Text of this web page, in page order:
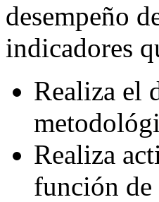
desempeño
indicadores
Realiza el
Realiza
función de